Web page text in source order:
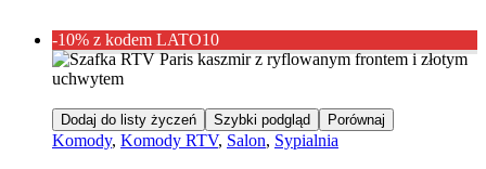
-10% z kodem LATO10
Dodaj do listy życzeń Szybki podgląd Porównaj
Komody, Komody RTV, Salon, Sypialnia